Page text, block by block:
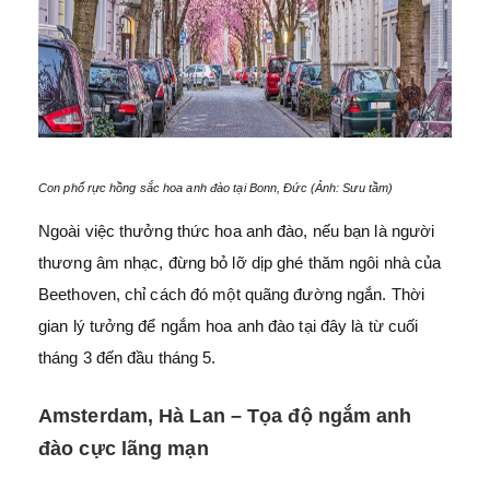
Con phố rực hồng sắc hoa anh đào tại Bonn, Đức (Ảnh: Sưu tầm)
Ngoài việc thưởng thức hoa anh đào, nếu bạn là người
thương âm nhạc, đừng bỏ lỡ dịp ghé thăm ngôi nhà của
Beethoven, chỉ cách đó một quãng đường ngắn. Thời
gian lý tưởng để ngắm hoa anh đào tại đây là từ cuối
tháng 3 đến đầu tháng 5.
Amsterdam, Hà Lan – Tọa độ ngắm anh
đào cực lãng mạn